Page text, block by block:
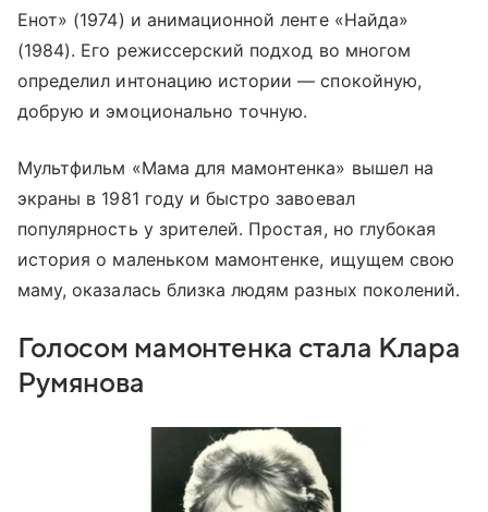
Енот» (1974) и анимационной ленте «Найда»
(1984). Его режиссерский подход во многом
определил интонацию истории — спокойную,
добрую и эмоционально точную.
Мультфильм «Мама для мамонтенка» вышел на
экраны в 1981 году и быстро завоевал
популярность у зрителей. Простая, но глубокая
история о маленьком мамонтенке, ищущем свою
маму, оказалась близка людям разных поколений.
Голосом мамонтенка стала Клара
Румянова